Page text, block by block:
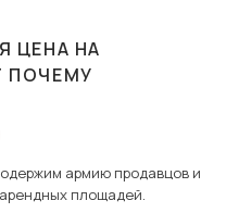
ЦЕНА НА
ПОЧЕМУ
армию продавцов и
площадей.